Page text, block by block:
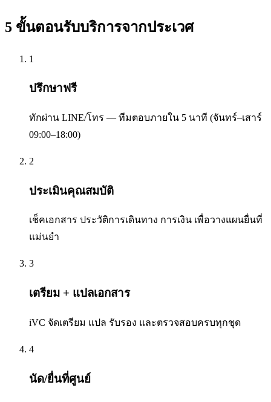
5 ขั้นตอนรับบริการจากประเวศ
1
ปรึกษาฟรี
ทักผ่าน LINE/โทร — ทีมตอบภายใน 5 นาที (จันทร์–เสาร์
09:00–18:00)
2
ประเมินคุณสมบัติ
เช็คเอกสาร ประวัติการเดินทาง การเงิน เพื่อวางแผนยื่นที่
แม่นยำ
3
เตรียม + แปลเอกสาร
iVC จัดเตรียม แปล รับรอง และตรวจสอบครบทุกชุด
4
นัด/ยื่นที่ศูนย์